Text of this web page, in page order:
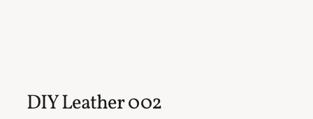
DIY Leather 002